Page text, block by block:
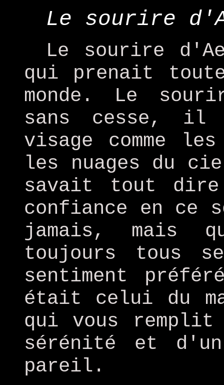
Le sourire
Le sourire
qui prenait
monde. Le
sans cesse, il
visage comme
les nuages du
savait tout
confiance en ce
jamais, mais
toujours tous
sentiment
était celui du
qui vous remplit
sérénité et d'un
pareil.